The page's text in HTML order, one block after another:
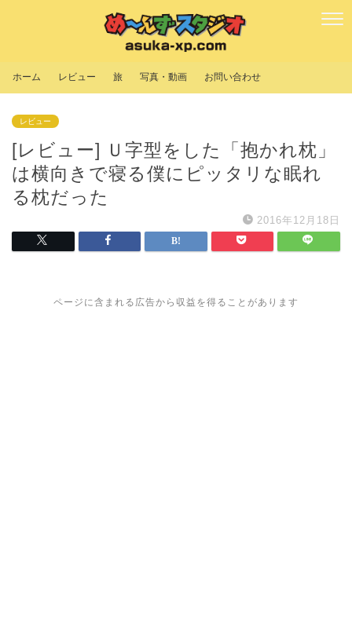
ホーム レビュー 旅 写真・動画 お問い合わせ
レビュー
[レビュー] Ｕ字型をした「抱かれ枕」
は横向きで寝る僕にピッタリな眠れ
る枕だった
2016年12月18日
ページに含まれる広告から収益を得ることがあります